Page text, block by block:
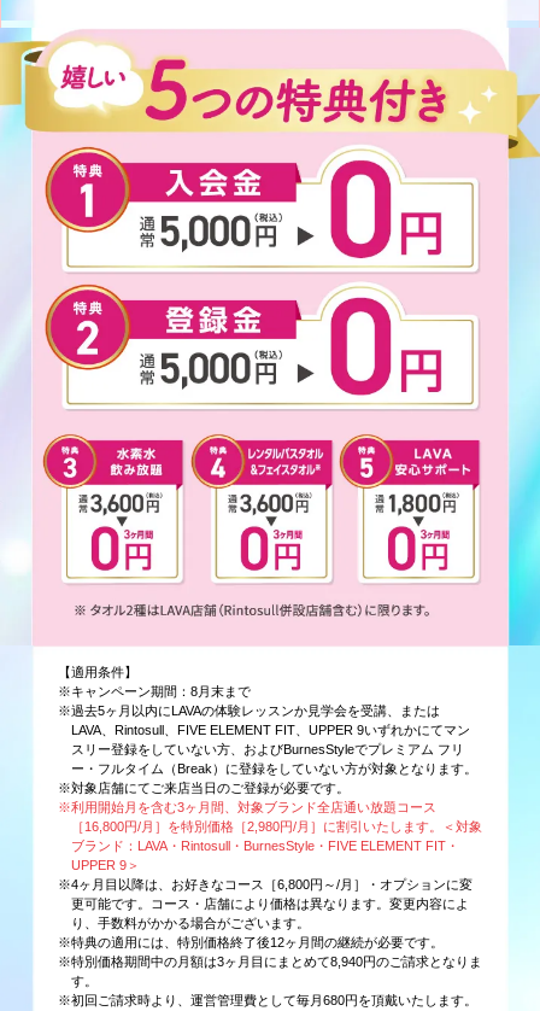
【適用条件】
※キャンペーン期間：8月末まで
※過去5ヶ月以内にLAVAの体験レッスンか見学会を受講、または
LAVA、Rintosull、FIVE ELEMENT FIT、UPPER 9いずれかにてマン
スリー登録をしていない方、およびBurnesStyleでプレミアム フリ
ー・フルタイム（Break）に登録をしていない方が対象となります。
※対象店舗にてご来店当日のご登録が必要です。
※利用開始月を含む3ヶ月間、対象ブランド全店通い放題コース
［16,800円/月］を特別価格［2,980円/月］に割引いたします。＜対象
ブランド：LAVA・Rintosull・BurnesStyle・FIVE ELEMENT FIT・
UPPER 9＞
※4ヶ月目以降は、お好きなコース［6,800円～/月］・オプションに変
更可能です。コース・店舗により価格は異なります。変更内容によ
り、手数料がかかる場合がございます。
※特典の適用には、特別価格終了後12ヶ月間の継続が必要です。
※特別価格期間中の月額は3ヶ月目にまとめて8,940円のご請求となりま
す。
※初回ご請求時より、運営管理費として毎月680円を頂戴いたします。